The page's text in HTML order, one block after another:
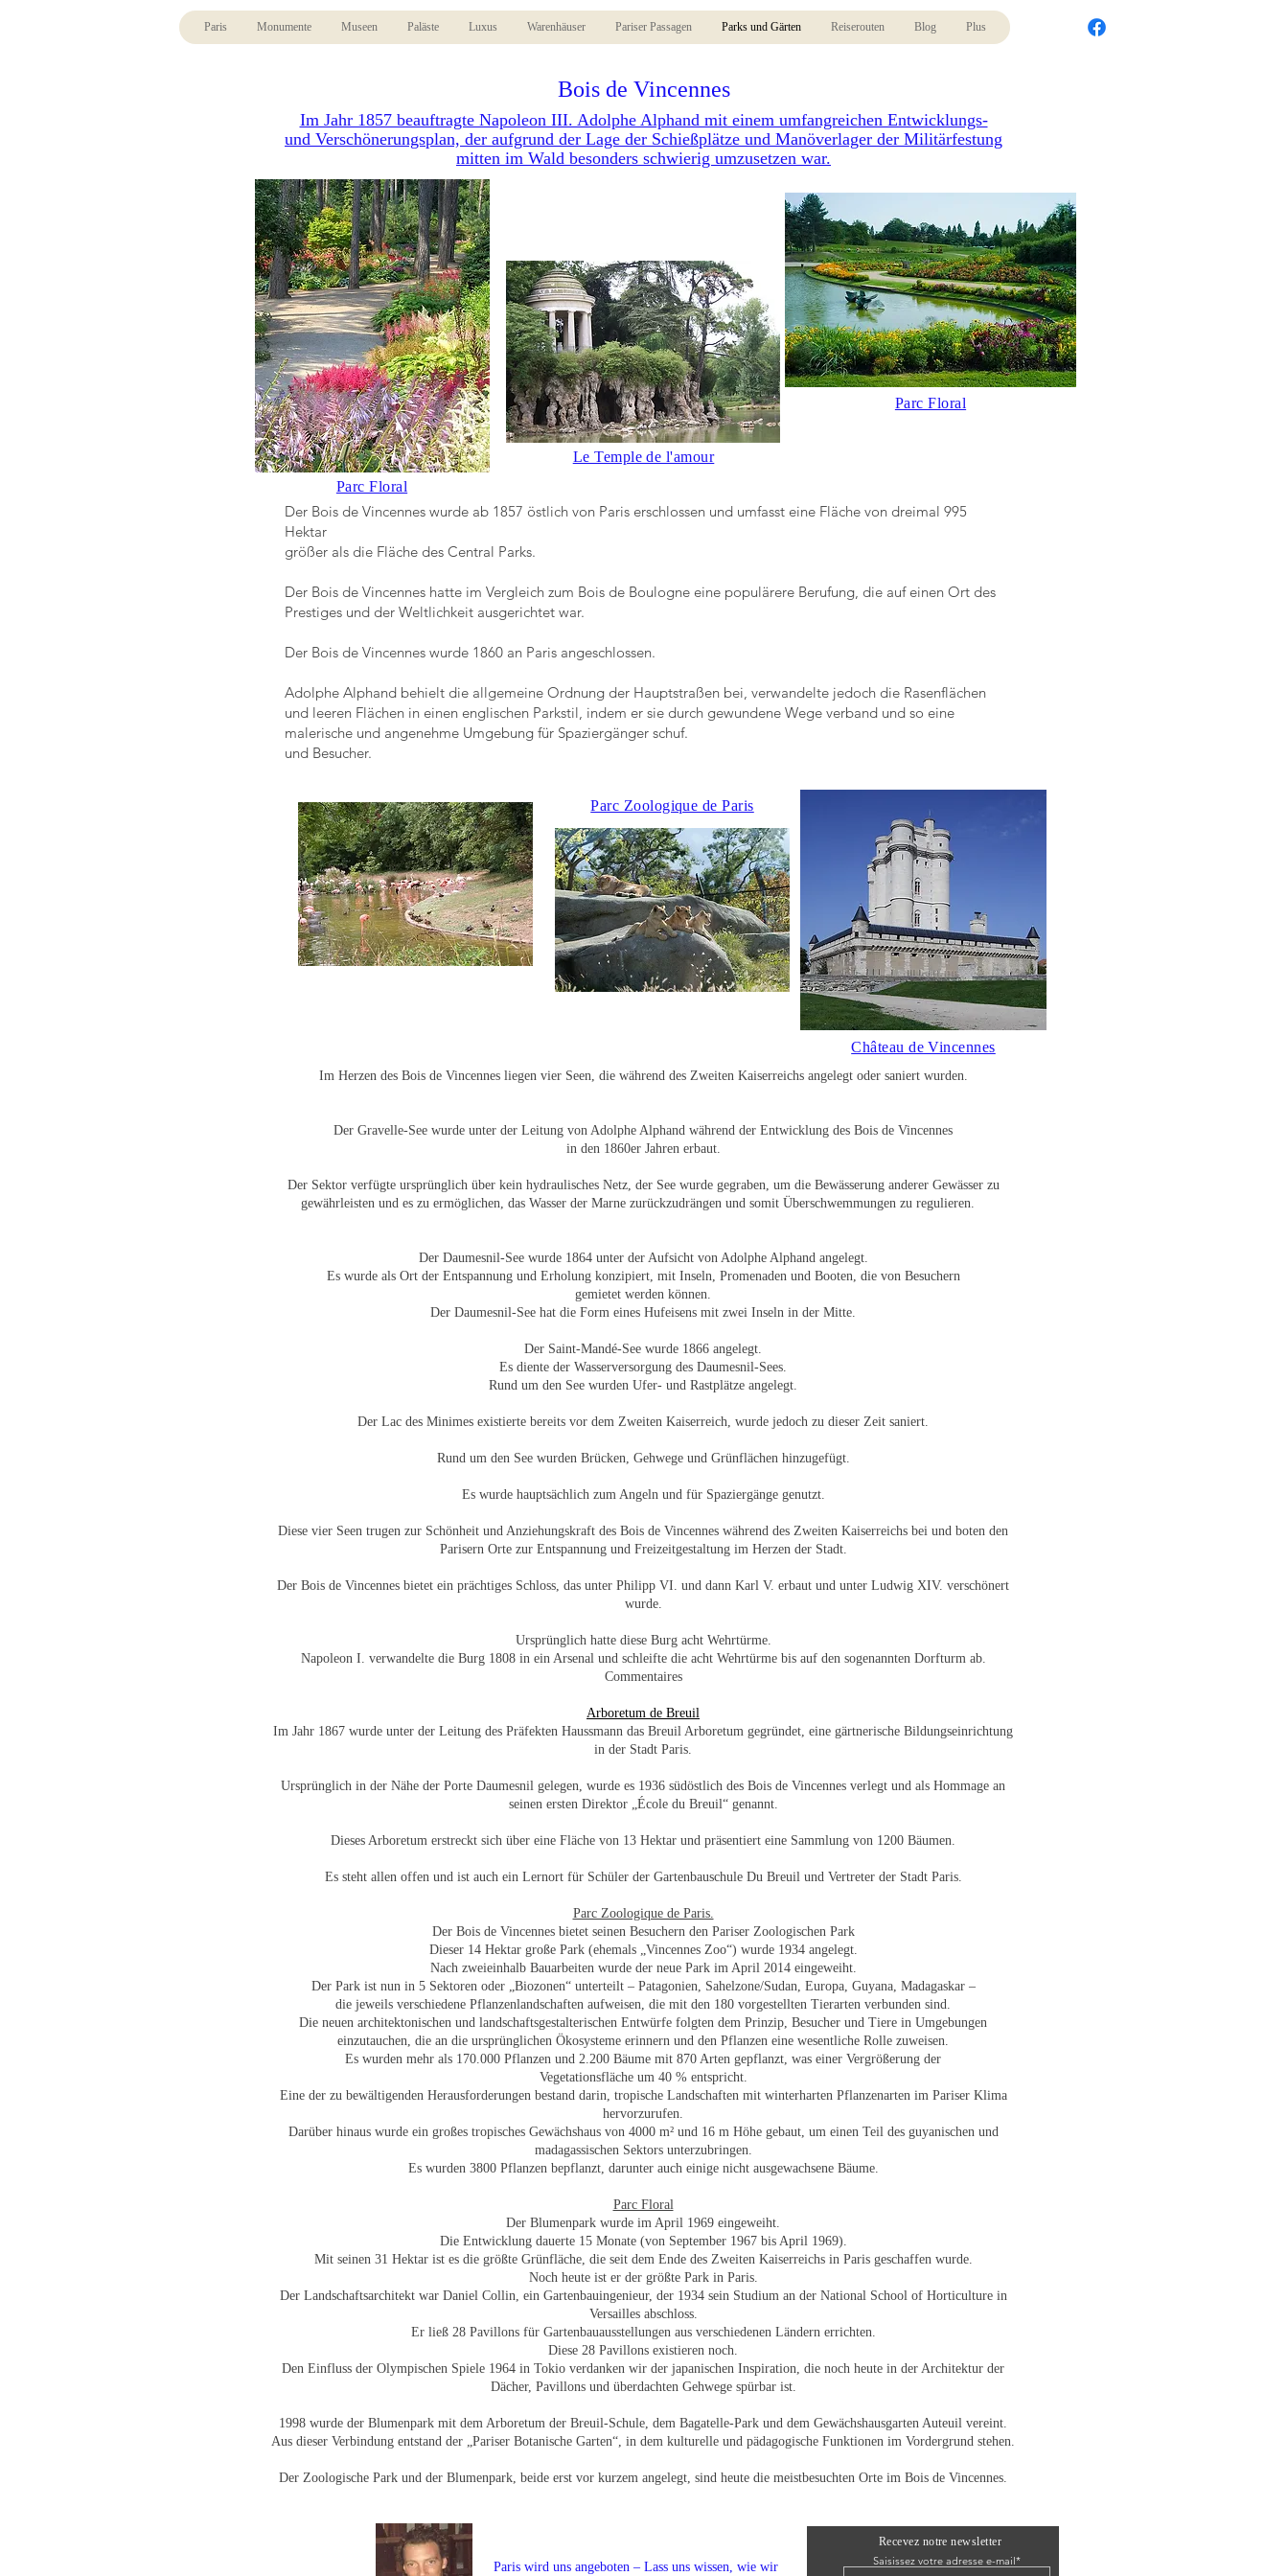
Paris Monumente Museen Paläste Luxus Warenhäuser Pariser Passagen Parks und Gärten Reiserouten Blog Plus
Bois de Vincennes
Im Jahr 1857 beauftragte Napoleon III. Adolphe Alphand mit einem umfangreichen Entwicklungs-
und Verschönerungsplan, der aufgrund der Lage der Schießplätze und Manöverlager der Militärfestung
mitten im Wald besonders schwierig umzusetzen war.
Parc Floral
Le Temple de l'amour
Parc Floral
Der Bois de Vincennes wurde ab 1857 östlich von Paris erschlossen und umfasst eine Fläche von dreimal 995
Hektar
größer als die Fläche des Central Parks.
Der Bois de Vincennes hatte im Vergleich zum Bois de Boulogne eine populärere Berufung, die auf einen Ort des
Prestiges und der Weltlichkeit ausgerichtet war.
Der Bois de Vincennes wurde 1860 an Paris angeschlossen.
Adolphe Alphand behielt die allgemeine Ordnung der Hauptstraßen bei, verwandelte jedoch die Rasenflächen
und leeren Flächen in einen englischen Parkstil, indem er sie durch gewundene Wege verband und so eine
malerische und angenehme Umgebung für Spaziergänger schuf.
und Besucher.
Parc Zoologique de Paris
Château de Vincennes
Im Herzen des Bois de Vincennes liegen vier Seen, die während des Zweiten Kaiserreichs angelegt oder saniert wurden.
Der Gravelle-See wurde unter der Leitung von Adolphe Alphand während der Entwicklung des Bois de Vincennes
in den 1860er Jahren erbaut.
Der Sektor verfügte ursprünglich über kein hydraulisches Netz, der See wurde gegraben, um die Bewässerung anderer Gewässer zu
gewährleisten und es zu ermöglichen, das Wasser der Marne zurückzudrängen und somit Überschwemmungen zu regulieren.
Der Daumesnil-See wurde 1864 unter der Aufsicht von Adolphe Alphand angelegt.
Es wurde als Ort der Entspannung und Erholung konzipiert, mit Inseln, Promenaden und Booten, die von Besuchern
gemietet werden können.
Der Daumesnil-See hat die Form eines Hufeisens mit zwei Inseln in der Mitte.
Der Saint-Mandé-See wurde 1866 angelegt.
Es diente der Wasserversorgung des Daumesnil-Sees.
Rund um den See wurden Ufer- und Rastplätze angelegt.
Der Lac des Minimes existierte bereits vor dem Zweiten Kaiserreich, wurde jedoch zu dieser Zeit saniert.
Rund um den See wurden Brücken, Gehwege und Grünflächen hinzugefügt.
Es wurde hauptsächlich zum Angeln und für Spaziergänge genutzt.
Diese vier Seen trugen zur Schönheit und Anziehungskraft des Bois de Vincennes während des Zweiten Kaiserreichs bei und boten den
Parisern Orte zur Entspannung und Freizeitgestaltung im Herzen der Stadt.
Der Bois de Vincennes bietet ein prächtiges Schloss, das unter Philipp VI. und dann Karl V. erbaut und unter Ludwig XIV. verschönert
wurde.
Ursprünglich hatte diese Burg acht Wehrtürme.
Napoleon I. verwandelte die Burg 1808 in ein Arsenal und schleifte die acht Wehrtürme bis auf den sogenannten Dorfturm ab.
Commentaires
Arboretum de Breuil
Im Jahr 1867 wurde unter der Leitung des Präfekten Haussmann das Breuil Arboretum gegründet, eine gärtnerische Bildungseinrichtung
in der Stadt Paris.
Ursprünglich in der Nähe der Porte Daumesnil gelegen, wurde es 1936 südöstlich des Bois de Vincennes verlegt und als Hommage an
seinen ersten Direktor „École du Breuil“ genannt.
Dieses Arboretum erstreckt sich über eine Fläche von 13 Hektar und präsentiert eine Sammlung von 1200 Bäumen.
Es steht allen offen und ist auch ein Lernort für Schüler der Gartenbauschule Du Breuil und Vertreter der Stadt Paris.
Parc Zoologique de Paris.
Der Bois de Vincennes bietet seinen Besuchern den Pariser Zoologischen Park
Dieser 14 Hektar große Park (ehemals „Vincennes Zoo“) wurde 1934 angelegt.
Nach zweieinhalb Bauarbeiten wurde der neue Park im April 2014 eingeweiht.
Der Park ist nun in 5 Sektoren oder „Biozonen“ unterteilt – Patagonien, Sahelzone/Sudan, Europa, Guyana, Madagaskar –
die jeweils verschiedene Pflanzenlandschaften aufweisen, die mit den 180 vorgestellten Tierarten verbunden sind.
Die neuen architektonischen und landschaftsgestalterischen Entwürfe folgten dem Prinzip, Besucher und Tiere in Umgebungen
einzutauchen, die an die ursprünglichen Ökosysteme erinnern und den Pflanzen eine wesentliche Rolle zuweisen.
Es wurden mehr als 170.000 Pflanzen und 2.200 Bäume mit 870 Arten gepflanzt, was einer Vergrößerung der
Vegetationsfläche um 40 % entspricht.
Eine der zu bewältigenden Herausforderungen bestand darin, tropische Landschaften mit winterharten Pflanzenarten im Pariser Klima
hervorzurufen.
Darüber hinaus wurde ein großes tropisches Gewächshaus von 4000 m² und 16 m Höhe gebaut, um einen Teil des guyanischen und
madagassischen Sektors unterzubringen.
Es wurden 3800 Pflanzen bepflanzt, darunter auch einige nicht ausgewachsene Bäume.
Parc Floral
Der Blumenpark wurde im April 1969 eingeweiht.
Die Entwicklung dauerte 15 Monate (von September 1967 bis April 1969).
Mit seinen 31 Hektar ist es die größte Grünfläche, die seit dem Ende des Zweiten Kaiserreichs in Paris geschaffen wurde.
Noch heute ist er der größte Park in Paris.
Der Landschaftsarchitekt war Daniel Collin, ein Gartenbauingenieur, der 1934 sein Studium an der National School of Horticulture in
Versailles abschloss.
Er ließ 28 Pavillons für Gartenbauausstellungen aus verschiedenen Ländern errichten.
Diese 28 Pavillons existieren noch.
Den Einfluss der Olympischen Spiele 1964 in Tokio verdanken wir der japanischen Inspiration, die noch heute in der Architektur der
Dächer, Pavillons und überdachten Gehwege spürbar ist.
1998 wurde der Blumenpark mit dem Arboretum der Breuil-Schule, dem Bagatelle-Park und dem Gewächshausgarten Auteuil vereint.
Aus dieser Verbindung entstand der „Pariser Botanische Garten“, in dem kulturelle und pädagogische Funktionen im Vordergrund stehen.
Der Zoologische Park und der Blumenpark, beide erst vor kurzem angelegt, sind heute die meistbesuchten Orte im Bois de Vincennes.
Paris wird uns angeboten – Lass uns wissen, wie wir
Recevez notre newsletter
Saisissez votre adresse e-mail*